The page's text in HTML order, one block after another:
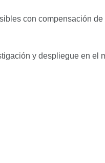
con compensación
y despliegue en el